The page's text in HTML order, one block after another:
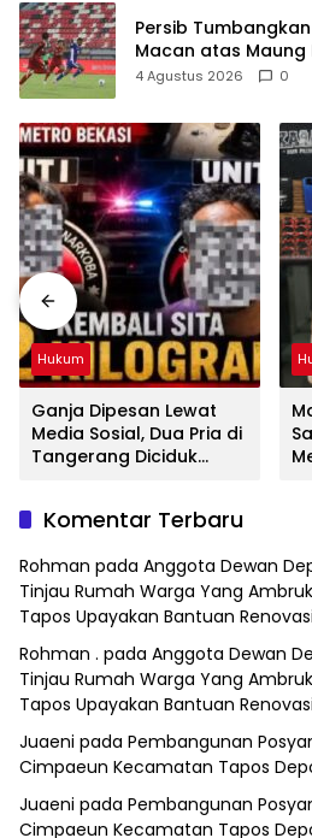
Persib
Macan atas Maung
4 Agustus 2026 0
Hukum
Ganja Dipesan Lewat
Media Sosial, Dua Pria di
Tangerang Diciduk
Komentar Terbaru
Rohman pada Anggota Dewan
Tinjau Rumah Warga Yang
Tapos Upayakan Bantuan Renovasi
Rohman . pada Anggota Dewan
Tinjau Rumah Warga Yang
Tapos Upayakan Bantuan Renovasi
Juaeni pada Pembangunan
Cimpaeun Kecamatan Tapos
Juaeni pada Pembangunan
Cimpaeun Kecamatan Tapos